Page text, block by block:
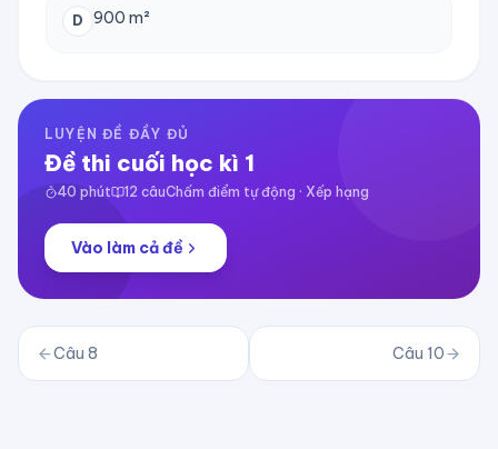
D 900 m²
LUYỆN ĐỀ ĐẦY ĐỦ
Đề thi cuối học kì 1
40 phút 12 câuChấm điểm tự động · Xếp hạng
Vào làm cả đề
Câu 8 Câu 10